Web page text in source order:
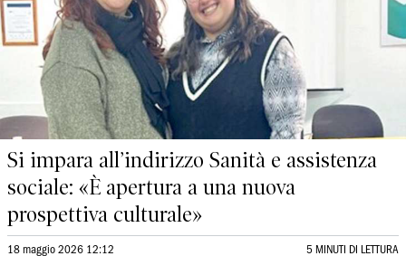
Si impara all’indirizzo Sanità e assistenza
sociale: «È apertura a una nuova
prospettiva culturale»
18 maggio 2026 12:12 5 MINUTI DI LETTURA